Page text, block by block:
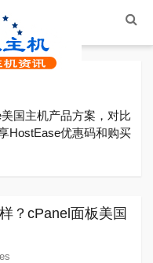
国主机产品方案，对比
HostEase优惠码和购买
？cPanel面板美国